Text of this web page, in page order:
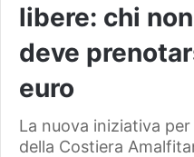
libere: chi
deve
euro
La nuova iniziativa
della Costiera